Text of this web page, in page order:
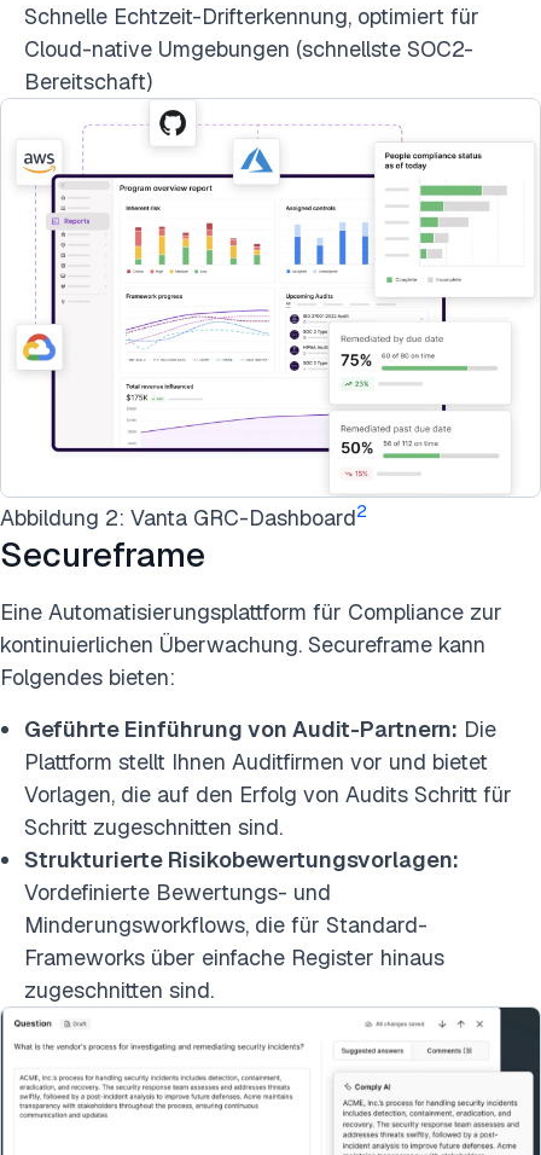
Schnelle Echtzeit-Drifterkennung, optimiert für
Cloud-native Umgebungen (schnellste SOC2-
Bereitschaft)
Abbildung 2: Vanta GRC-Dashboard2
Secureframe
Eine Automatisierungsplattform für Compliance zur
kontinuierlichen Überwachung. Secureframe kann
Folgendes bieten:
Geführte Einführung von Audit-Partnern: Die
Plattform stellt Ihnen Auditfirmen vor und bietet
Vorlagen, die auf den Erfolg von Audits Schritt für
Schritt zugeschnitten sind.
Strukturierte Risikobewertungsvorlagen:
Vordefinierte Bewertungs- und
Minderungsworkflows, die für Standard-
Frameworks über einfache Register hinaus
zugeschnitten sind.